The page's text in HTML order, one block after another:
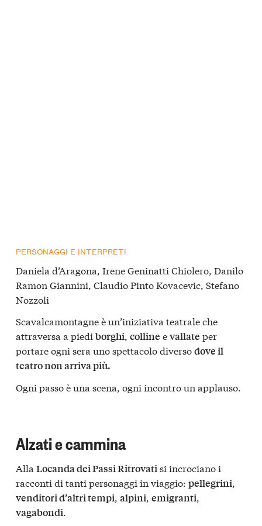
PERSONAGGI E INTERPRETI
Daniela d’Aragona, Irene Geninatti Chiolero, Danilo
Ramon Giannini, Claudio Pinto Kovacevic, Stefano
Nozzoli
Scavalcamontagne è un’iniziativa teatrale che
attraversa a piedi borghi, colline evallate per
portare ogni sera uno spettacolo diversodove il
teatro non arriva più.
Ogni passo è una scena, ogni incontro un applauso.
Alzati e cammina
Alla Locanda dei Passi Ritrovati si incrociano i
racconti di tanti personaggi in viaggio: pellegrini
venditori d’altri tempi alpini emigranti
vagabondi